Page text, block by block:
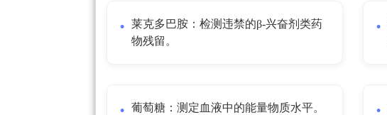
莱克多巴胺：检测违禁的β-兴奋剂类药
物残留。
葡萄糖：测定血液中的能量物质水平。